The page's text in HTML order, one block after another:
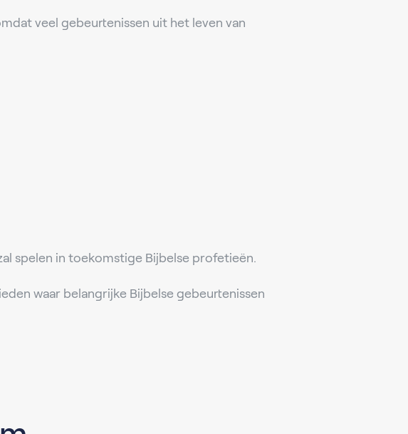
veel gebeurtenissen uit het leven van
spelen in toekomstige Bijbelse profetieën.
waar belangrijke Bijbelse gebeurtenissen